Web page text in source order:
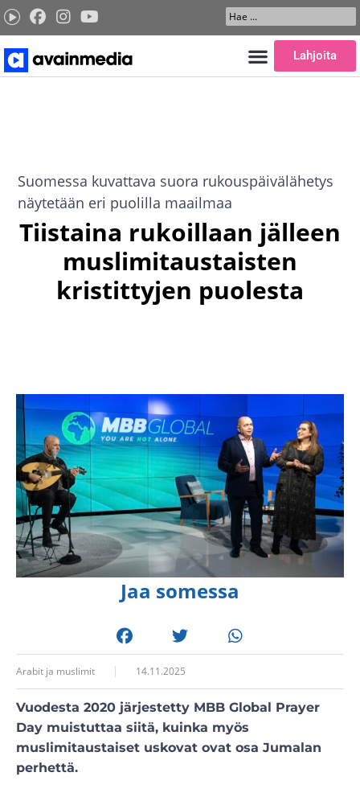
Siirry
sisältöön
Search
...
Lahjoita
Suomessa kuvattava suora rukouspäivälähetys
näytetään eri puolilla maailmaa
Tiistaina rukoillaan jälleen
muslimitaustaisten
kristittyjen puolesta
Jaa somessa
Arabit ja muslimit 14.11.2025
Vuodesta 2020 järjestetty MBB Global Prayer
Day muistuttaa siitä, kuinka myös
muslimitaustaiset uskovat ovat osa Jumalan
perhettä.